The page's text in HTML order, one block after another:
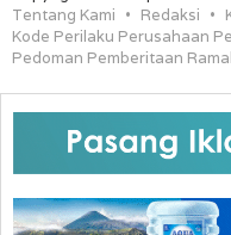
Tentang Kami
Redaksi
Kode Perilaku Perusahaan
Pedoman Pemberitaan